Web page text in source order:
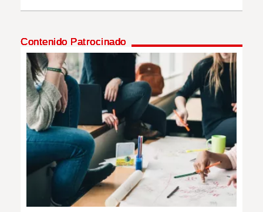
Contenido Patrocinado